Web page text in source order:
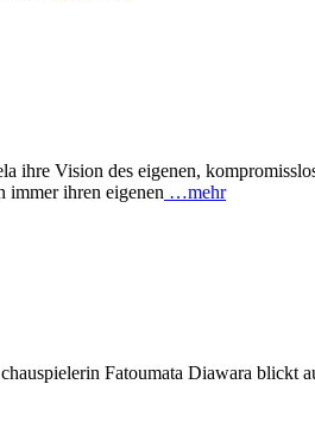
Vision des eigenen,
immer ihren eigenen …mehr
Fatoumata Diawara blickt